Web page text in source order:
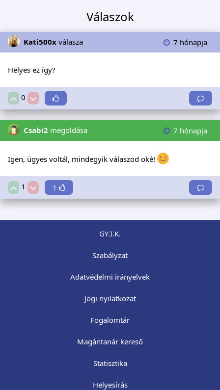
Válaszok
Kati500x válasza 7 hónapja
Helyes ez így?
0
Csabi2 megoldása 7 hónapja
Igen, ügyes voltál, mindegyik válaszod oké!
1 1
GY.I.K.
Szabályzat
Adatvédelmi irányelvek
Jogi nyilatkozat
Fogalomtár
Magántanár kereső
Statisztika
Helyesírás